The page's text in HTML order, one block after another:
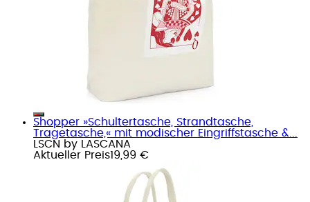
Shopper »Schultertasche, Strandtasche,
Tragetasche,« mit modischer Eingriffstasche &...
LSCN by LASCANA
Aktueller Preis19,99 €